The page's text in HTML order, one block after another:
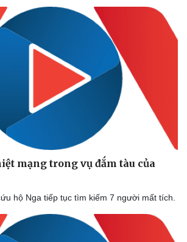
Ô tô
mạng trong vụ đắm tàu của
hộ Nga tiếp tục tìm kiếm 7 người mất tích.